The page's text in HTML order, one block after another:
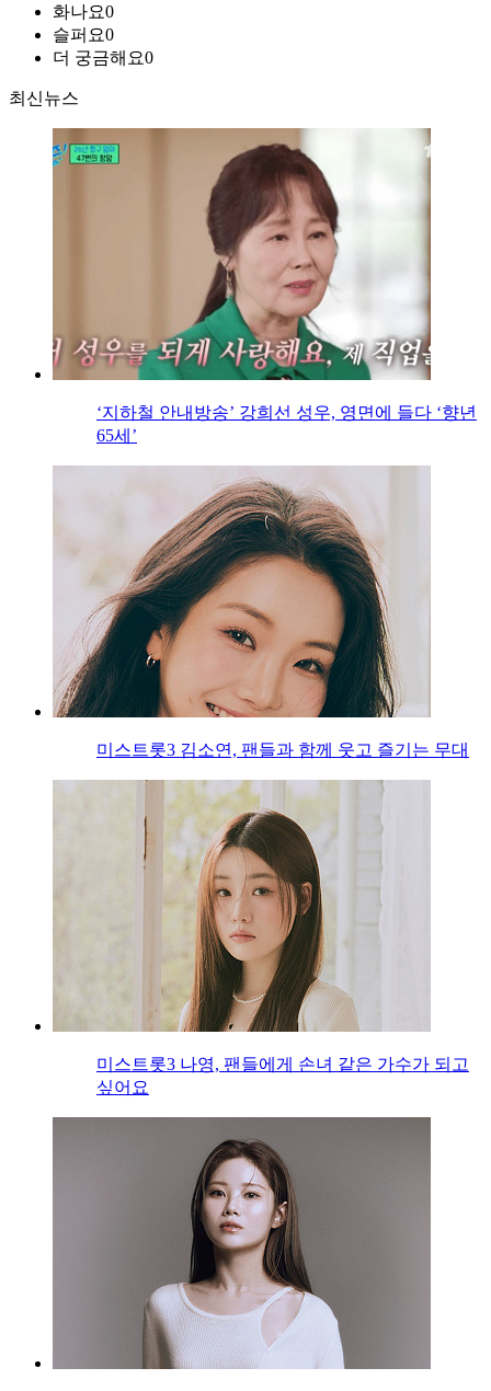
화나요0
슬퍼요0
더 궁금해요0
최신뉴스
‘지하철 안내방송’ 강희선 성우, 영면에 들다 ‘향년
65세’
미스트롯3 김소연, 팬들과 함께 웃고 즐기는 무대
미스트롯3 나영, 팬들에게 손녀 같은 가수가 되고
싶어요